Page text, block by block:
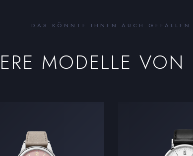
DAS KÖNNTE IHNEN AUCH GEFALLEN
MODELLE VON